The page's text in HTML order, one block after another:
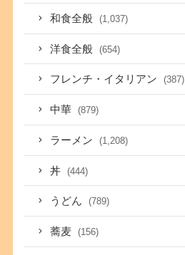
和食全般 (1,037)
洋食全般 (654)
フレンチ・イタリアン (387)
中華 (879)
ラーメン (1,208)
丼 (444)
うどん (789)
蕎麦 (156)